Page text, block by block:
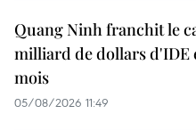
Quang Ninh franchit le
milliard de dollars d'IDE
mois
05/08/2026 11:49